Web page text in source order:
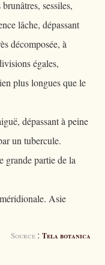
sessiles,
lâche, dépassant
décomposée, à
égales,
plus longues que le
dépassant à peine
un tubercule.
grande partie de la
Asie
Source : Tela botanica